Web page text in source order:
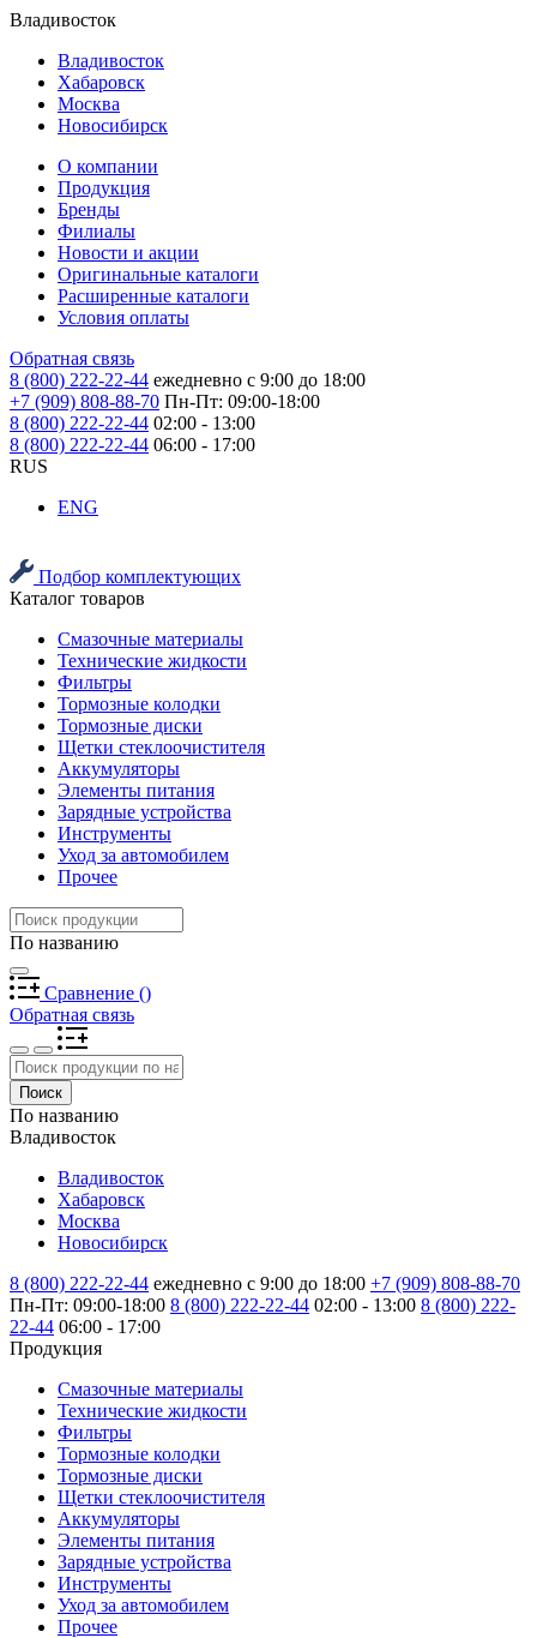
Владивосток
Владивосток
Хабаровск
Москва
Новосибирск
О компании
Продукция
Бренды
Филиалы
Новости и акции
Оригинальные каталоги
Расширенные каталоги
Условия оплаты
Обратная связь
8 (800) 222-22-44 ежедневно с 9:00 до 18:00
+7 (909) 808-88-70 Пн-Пт: 09:00-18:00
8 (800) 222-22-44 02:00 - 13:00
8 (800) 222-22-44 06:00 - 17:00
RUS
ENG
Подбор комплектующих
Каталог товаров
Смазочные материалы
Технические жидкости
Фильтры
Тормозные колодки
Тормозные диски
Щетки стеклоочистителя
Аккумуляторы
Элементы питания
Зарядные устройства
Инструменты
Уход за автомобилем
Прочее
По названию
Сравнение ()
Обратная связь
Поиск
По названию
Владивосток
Владивосток
Хабаровск
Москва
Новосибирск
8 (800) 222-22-44 ежедневно с 9:00 до 18:00 +7 (909) 808-88-70
Пн-Пт: 09:00-18:00 8 (800) 222-22-44 02:00 - 13:00 8 (800) 222-
22-44 06:00 - 17:00
Продукция
Смазочные материалы
Технические жидкости
Фильтры
Тормозные колодки
Тормозные диски
Щетки стеклоочистителя
Аккумуляторы
Элементы питания
Зарядные устройства
Инструменты
Уход за автомобилем
Прочее